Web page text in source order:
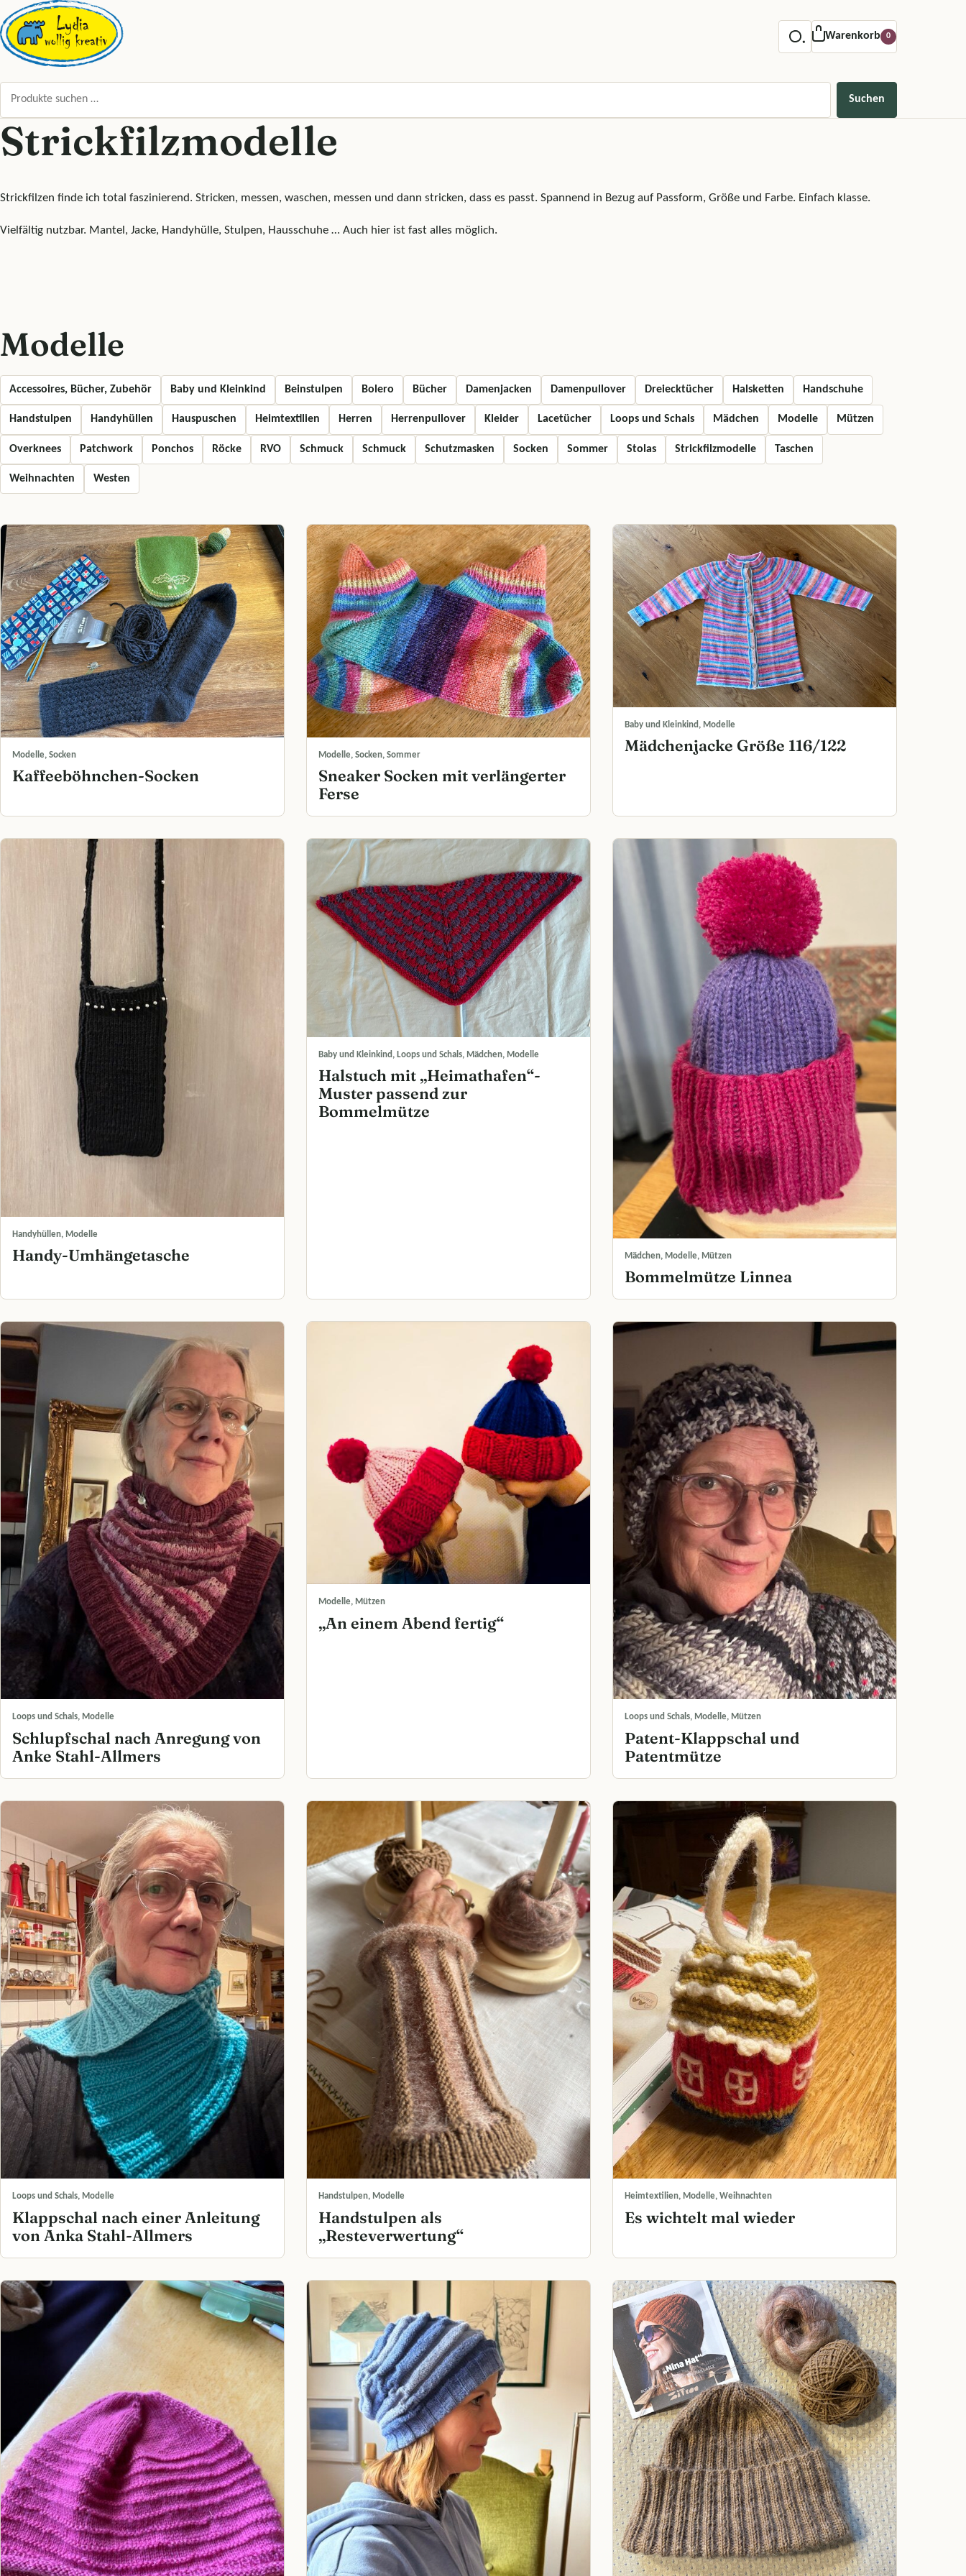
Zum Inhalt springen
Warenkorb 0
Suchen
Strickfilzmodelle
Strickfilzen finde ich total faszinierend. Stricken, messen, waschen, messen und dann stricken, dass es passt. Spannend in Bezug auf Passform, Größe und Farbe. Einfach klasse.
Vielfältig nutzbar. Mantel, Jacke, Handyhülle, Stulpen, Hausschuhe … Auch hier ist fast alles möglich.
Modelle
Accessoires, Bücher, Zubehör Baby und Kleinkind Beinstulpen Bolero Bücher Damenjacken Damenpullover Dreiecktücher Halsketten Handschuhe
Handstulpen Handyhüllen Hauspuschen Heimtextilien Herren Herrenpullover Kleider Lacetücher Loops und Schals Mädchen Modelle Mützen
Overknees Patchwork Ponchos Röcke RVO Schmuck Schmuck Schutzmasken Socken Sommer Stolas Strickfilzmodelle Taschen
Weihnachten Westen
Modelle, Socken
Kaffeeböhnchen-Socken
Modelle, Socken, Sommer
Sneaker Socken mit verlängerter
Ferse
Baby und Kleinkind, Modelle
Mädchenjacke Größe 116/122
Handyhüllen, Modelle
Handy-Umhängetasche
Baby und Kleinkind, Loops und Schals, Mädchen, Modelle
Halstuch mit „Heimathafen“-
Muster passend zur
Bommelmütze
Mädchen, Modelle, Mützen
Bommelmütze Linnea
Loops und Schals, Modelle
Schlupfschal nach Anregung von
Anke Stahl-Allmers
Modelle, Mützen
„An einem Abend fertig“
Loops und Schals, Modelle, Mützen
Patent-Klappschal und
Patentmütze
Loops und Schals, Modelle
Klappschal nach einer Anleitung
von Anka Stahl-Allmers
Handstulpen, Modelle
Handstulpen als
„Resteverwertung“
Heimtextilien, Modelle, Weihnachten
Es wichtelt mal wieder